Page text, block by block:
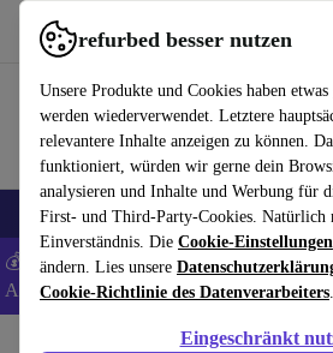
refurbed besser nutzen
Unsere Produkte und Cookies haben
werden wiederverwendet. Letztere
relevantere Inhalte anzeigen zu können.
funktioniert, würden wir gerne dein
analysieren und Inhalte und Werbung für
First- und Third-Party-Cookies. Natürlich
Einverständnis. Die Cookie-Einstellungen
ändern. Lies unsere
Cookie-Richtlinie des Datenverarbeiters.
Eingeschränkt
refurbed schnell und einfach nutzen
🎒 Back to school Handys Laptops
💰 Extra -5% auf Samsung- und Google-
ANDROID5 -AGB
Spielzeug